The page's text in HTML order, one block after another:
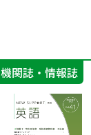
機関誌・情報誌